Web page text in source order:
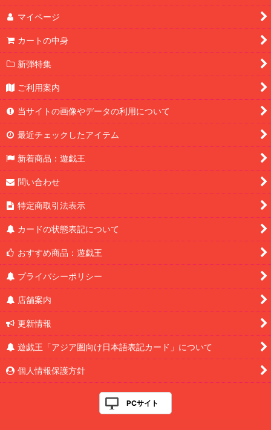
マイページ
カートの中身
新弾特集
ご利用案内
当サイトの画像やデータの利用について
最近チェックしたアイテム
新着商品：遊戯王
問い合わせ
特定商取引法表示
カードの状態表記について
おすすめ商品：遊戯王
プライバシーポリシー
店舗案内
更新情報
遊戯王「アジア圏向け日本語表記カード」について
個人情報保護方針
PCサイト